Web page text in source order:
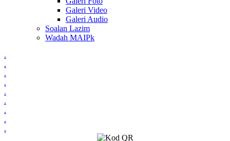
Galeri Video
Galeri Audio
Soalan Lazim
Wadah MAIPk
.
.
.
.
.
.
.
.
.